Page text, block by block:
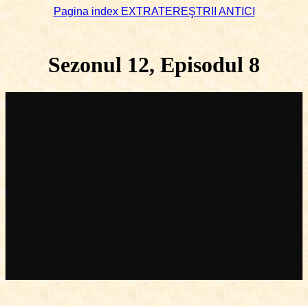
Pagina index EXTRATEREŞTRII ANTICI
Sezonul 12, Episodul 8